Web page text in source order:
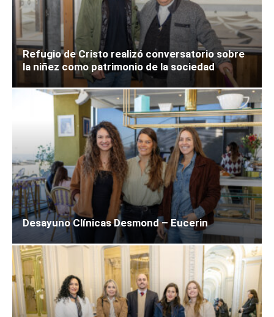
Refugio de Cristo realizó conversatorio sobre
la niñez como patrimonio de la sociedad
Desayuno Clínicas Desmond – Eucerin